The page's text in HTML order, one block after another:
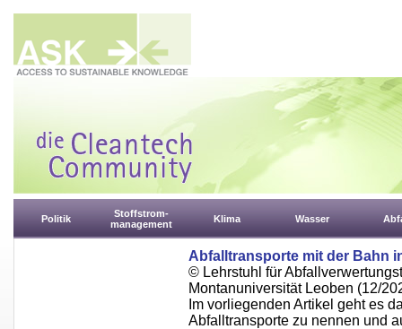
Politik
Stoffstrom-
management
Klima Wasser
Abfalltransporte mit der Bahn
© Lehrstuhl für
Montanuniversität Leoben (12/
Im vorliegenden Artikel geht es
Abfalltransporte zu nennen und